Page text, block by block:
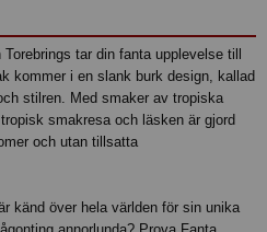
tar din fanta upplevelse till
kommer i en slank burk design, kallad
stilren. Med smaker av tropiska
smakresa och läsken är gjord
och utan tillsatta
känd över hela världen för sin unika